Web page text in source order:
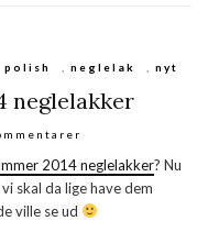
polish neglelak nyt
neglelakker
2014 neglelakker? Nu
skal da lige have dem
ville se ud